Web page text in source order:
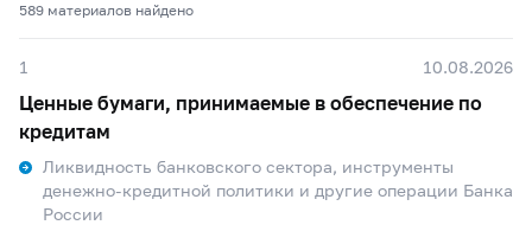
589 материалов найдено
1 10.08.2026
Ценные бумаги, принимаемые в обеспечение по
кредитам
Ликвидность банковского сектора, инструменты
денежно-кредитной политики и другие операции Банка
России